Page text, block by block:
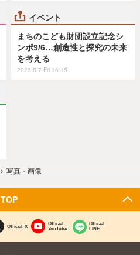
イベント
まちのこども財団設立記念シ
ンポ9/6…創造性と探究の未来
を考える
2026.8.7 Fri 16:15
› 写真・画像
TOP
Official X
Official
YouTube
Official
LINE